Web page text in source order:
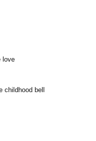
love
childhood bell